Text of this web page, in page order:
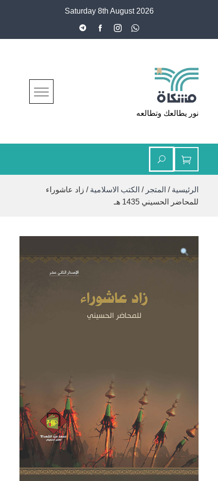
Saturday 8th August 2026
مشكاة
نور يطالعك وتطالعه
الرئيسية / المتجر / الكتب الاسلامية / زاد عاشوراء
للمحاضر الحسيني 1435 هـ